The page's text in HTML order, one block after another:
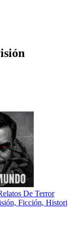
De Terror
Ficción, Historia